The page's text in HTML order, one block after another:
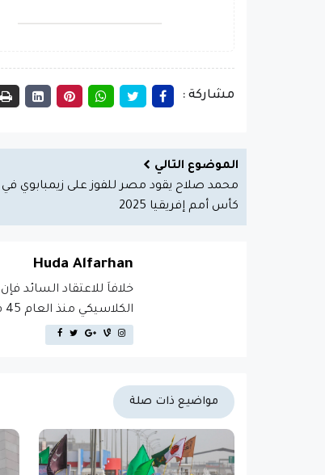
مشاركة :
الموضوع التالي
محمد صلاح يقود مصر للفوز على زيمبابوي في
كأس أمم إفريقيا 2025
Huda Alfarhan
خلافاَ للاعتقاد السائد
الكلاسيكي منذ العام 45 قبل الميلاد، مما يجعله أكثر من 2000 عام في القدم.
مواضيع ذات صلة